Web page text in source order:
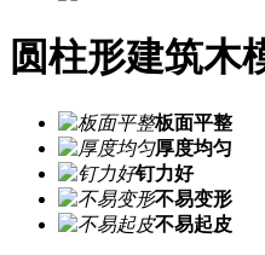
圆柱形建筑木
板面平整
厚度均匀
钉力好
不易变形
不易起皮